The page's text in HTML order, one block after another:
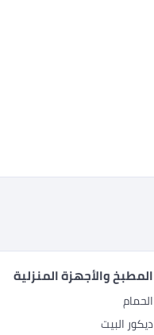
المطبخ والأجهزة المنزلية
الحمام
ديكور البيت